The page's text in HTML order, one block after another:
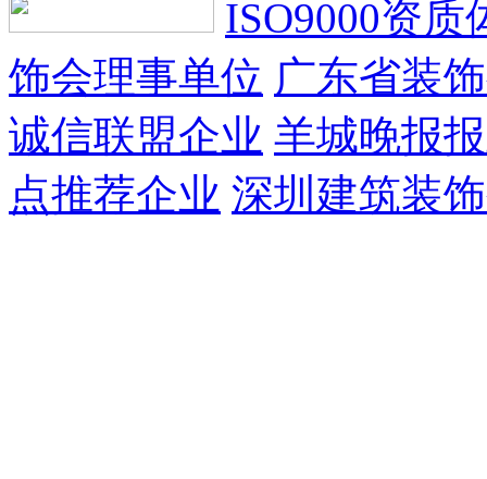
ISO9000资质
饰会理事单位 广东省装
诚信联盟企业 羊城晚报
点推荐企业 深圳建筑装